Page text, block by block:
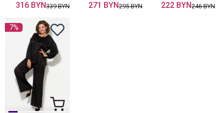
316 BYN339 BYN 271 BYN295 BYN 222 BYN246 BYN
7%